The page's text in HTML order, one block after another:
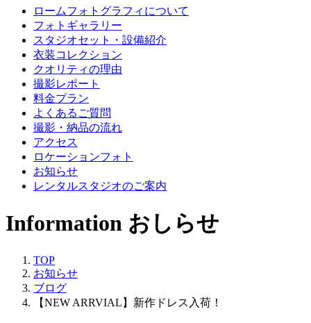
ロームフォトグラフィについて
フォトギャラリー
スタジオセット・設備紹介
衣装コレクション
クオリティの理由
撮影レポート
料金プラン
よくあるご質問
撮影・納品の流れ
アクセス
ロケーションフォト
お知らせ
レンタルスタジオのご案内
Information おしらせ
TOP
お知らせ
ブログ
【NEW ARRVIAL】新作ドレス入荷！